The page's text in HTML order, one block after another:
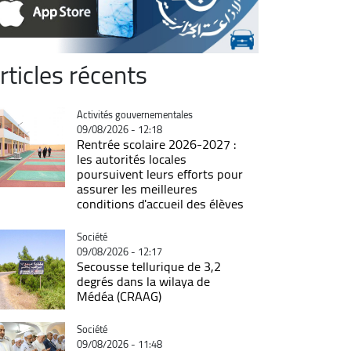
récents
Catégorie
Activités gouvernementales
09/08/2026 - 12:18
Rentrée scolaire 2026-2027 :
les autorités locales
poursuivent leurs efforts pour
assurer les meilleures
conditions d'accueil des élèves
Catégorie
Société
09/08/2026 - 12:17
Secousse tellurique de 3,2
degrés dans la wilaya de
Médéa (CRAAG)
Catégorie
Société
09/08/2026 - 11:48